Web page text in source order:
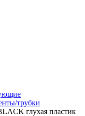
трубки
глухая пластик